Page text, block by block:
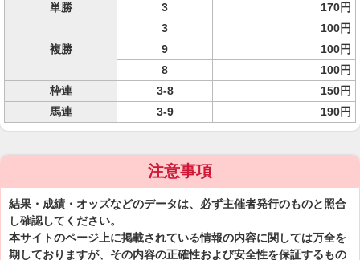
単勝 3 170円
複勝
3
100円
9
100円
8
100円
枠連
3-8
150円
馬連
3-9 190円
注意事項
結果・成績・オッズなどのデータは、必ず主催者発行のものと照合
し確認してください。
本サイトのページ上に掲載されている情報の内容に関しては万全を
期しておりますが、その内容の正確性および安全性を保証するもの